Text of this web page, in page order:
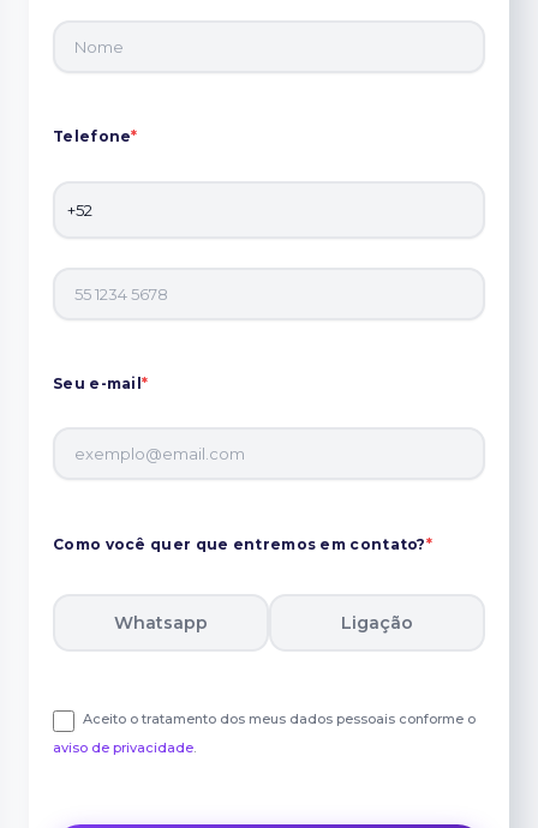
Telefone*
Seu e-mail*
Como você quer que entremos em contato?*
Whatsapp Ligação
Aceito o tratamento dos meus dados pessoais conforme o
aviso de privacidade.